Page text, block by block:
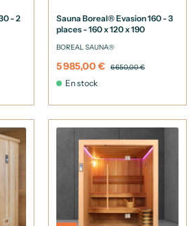
- 2
Sauna Boreal® Evasion 160 - 3
places - 160 x 120 x 190
BOREAL SAUNA®
5 985,00 € 6 650,00 €
En stock